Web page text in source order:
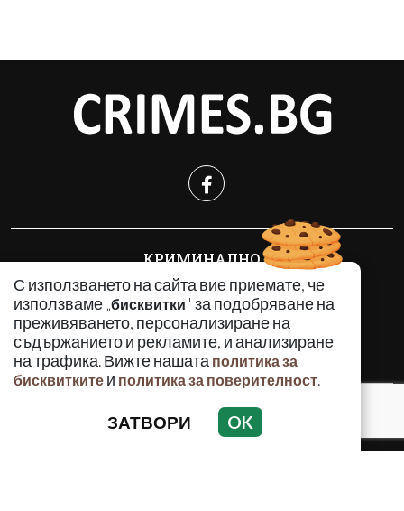
С използването на сайта вие приемате, че
използваме „бисквитки" за подобряване на
преживяването, персонализиране на
съдържанието и рекламите, и анализиране
на трафика. Вижте нашата политика за
бисквитките и политика за поверителност.
ЗАТВОРИ OK
КРИМИНАЛНО
ИНЦИДЕНТИ
АНАЛИЗИ
ПО СВЕТА
ВОДЕЩИ ТЕМИ
Използването и публикуването на част или цялото
съдържание на Crimes.BG без разрешение на Медийна
група Асмара ЕООД е забранено.